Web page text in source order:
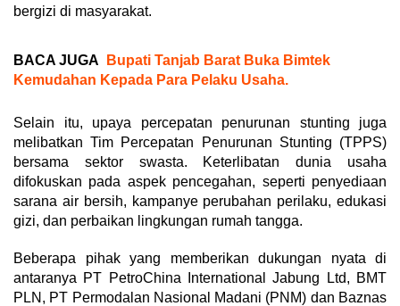
bergizi di masyarakat.
BACA JUGA
Bupati Tanjab Barat Buka Bimtek
Kemudahan Kepada Para Pelaku Usaha.
Selain itu, upaya percepatan penurunan stunting juga
melibatkan Tim Percepatan Penurunan Stunting (TPPS)
bersama sektor swasta. Keterlibatan dunia usaha
difokuskan pada aspek pencegahan, seperti penyediaan
sarana air bersih, kampanye perubahan perilaku, edukasi
gizi, dan perbaikan lingkungan rumah tangga.
Beberapa pihak yang memberikan dukungan nyata di
antaranya PT PetroChina International Jabung Ltd, BMT
PLN, PT Permodalan Nasional Madani (PNM) dan Baznas